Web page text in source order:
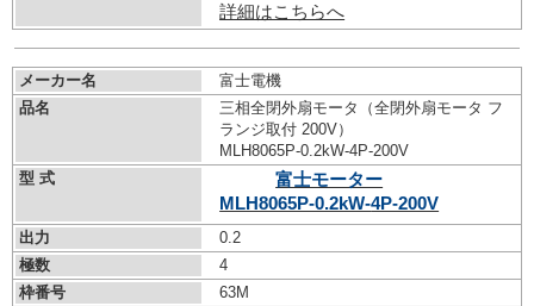
詳細はこちらへ
メーカー名
富士電機
品名
三相全閉外扇モータ（全閉外扇モータ フ
ランジ取付 200V）
MLH8065P-0.2kW-4P-200V
型 式
富士モーター
MLH8065P-0.2kW-4P-200V
出力
0.2
極数
4
枠番号
63M